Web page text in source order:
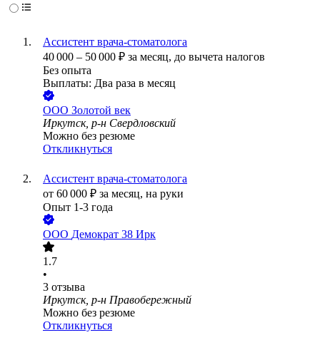
Ассистент врача-стоматолога
40 000 – 50 000 ₽ за месяц, до вычета налогов
Без опыта
Выплаты: Два раза в месяц
ООО Золотой век
Иркутск, р-н Свердловский
Можно без резюме
Откликнуться
Ассистент врача-стоматолога
от 60 000 ₽ за месяц, на руки
Опыт 1-3 года
ООО Демократ 38 Ирк
1.7
•
3 отзыва
Иркутск, р-н Правобережный
Можно без резюме
Откликнуться